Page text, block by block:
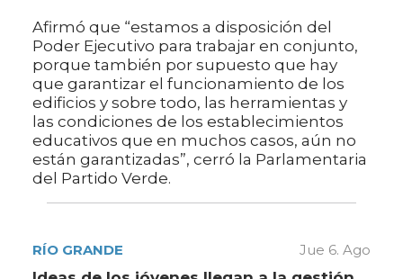
Afirmó que “estamos a disposición del
Poder Ejecutivo para trabajar en conjunto,
porque también por supuesto que hay
que garantizar el funcionamiento de los
edificios y sobre todo, las herramientas y
las condiciones de los establecimientos
educativos que en muchos casos, aún no
están garantizadas”, cerró la Parlamentaria
del Partido Verde.
RÍO GRANDE Jue 6. Ago